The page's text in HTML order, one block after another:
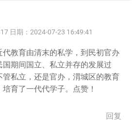
日期：2024-07-23 16:49:41
教育由清末的私学，到民初官办
期间国立、私立并存的发展过
私立，还是官办，渭城区的教育
育了一代代学子。点赞！
回复